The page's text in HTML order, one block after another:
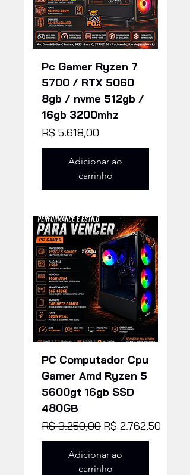
Pc Gamer Ryzen 7
5700 / RTX 5060
8gb / nvme 512gb /
16gb 3200mhz
Preço
R$ 5.618,00
Adicionar ao
carrinho
PC Computador Cpu
Gamer Amd Ryzen 5
5600gt 16gb SSD
480GB
Preço normal
R$ 3.250,00 Preço promocional
R$ 2.762,50
Adicionar ao
carrinho